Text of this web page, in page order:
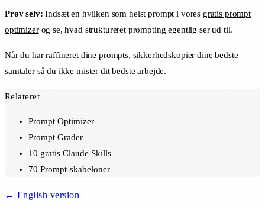
Prøv selv: Indsæt en hvilken som helst prompt i vores gratis prompt
optimizerog se, hvad struktureret prompting egentlig ser ud til.
Når du har raffineret dine prompts, sikkerhedskopier dine bedste
samtalerså du ikke mister dit bedste arbejde.
Relateret
Prompt Optimizer
Prompt Grader
10 gratis Claude Skills
70 Prompt-skabeloner
← English version